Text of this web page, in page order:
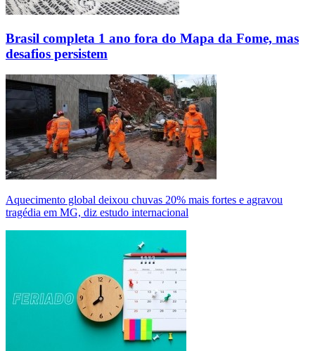
Brasil completa 1 ano fora do Mapa da Fome, mas
desafios persistem
Aquecimento global deixou chuvas 20% mais fortes e agravou
tragédia em MG, diz estudo internacional